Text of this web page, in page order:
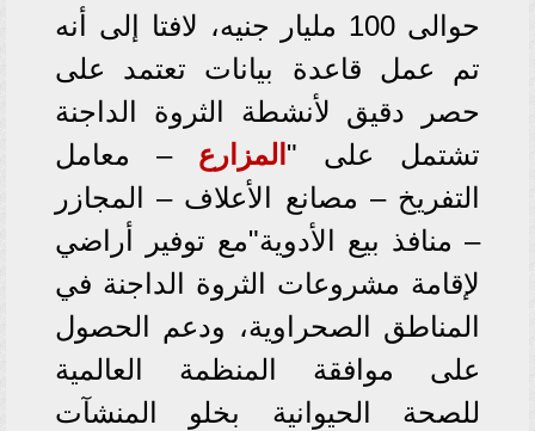
حوالى 100 مليار جنيه، لافتا إلى أنه
تم عمل قاعدة بيانات تعتمد على
حصر دقيق لأنشطة الثروة الداجنة
تشتمل على " المزارع – معامل
التفريخ – مصانع الأعلاف – المجازر
– منافذ بيع الأدوية"مع توفير أراضي
لإقامة مشروعات الثروة الداجنة في
المناطق الصحراوية، ودعم الحصول
على موافقة المنظمة العالمية
للصحة الحيوانية بخلو المنشآت